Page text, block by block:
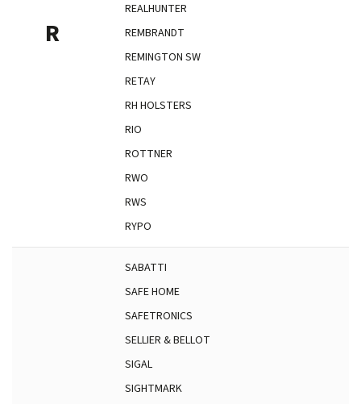
R
REALHUNTER
REMBRANDT
REMINGTON SW
RETAY
RH HOLSTERS
RIO
ROTTNER
RWO
RWS
RYPO
SABATTI
SAFE HOME
SAFETRONICS
SELLIER & BELLOT
SIGAL
SIGHTMARK